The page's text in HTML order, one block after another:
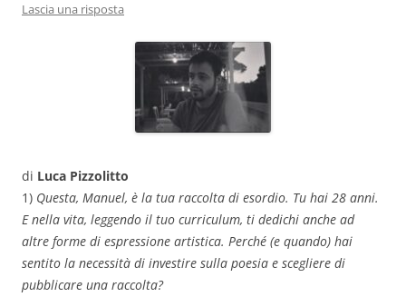
Lascia una risposta
di Luca Pizzolitto
1) Questa, Manuel, è la tua raccolta di esordio. Tu hai 28 anni.
E nella vita, leggendo il tuo curriculum, ti dedichi anche ad
altre forme di espressione artistica. Perché (e quando) hai
sentito la necessità di investire sulla poesia e scegliere di
pubblicare una raccolta?